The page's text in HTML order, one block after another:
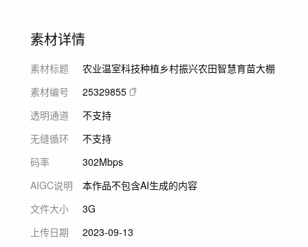
素材详情
素材标题
农业温室科技种植乡村振兴农田智慧育苗大棚
素材编号
25329855
透明通道
不支持
无缝循环
不支持
码率
302Mbps
AIGC说明
本作品不包含AI生成的内容
文件大小
3G
上传日期
2023-09-13